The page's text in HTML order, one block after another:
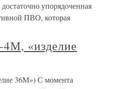
упорядоченная
ПВО, которая
«изделие
36М») С момента